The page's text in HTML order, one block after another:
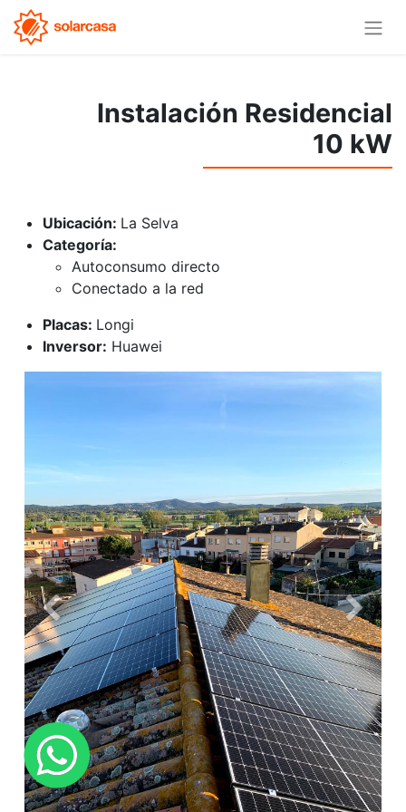
Instalación Residencial
10 kW
Ubicación: La Selva
Categoría:
Autoconsumo directo
Conectado a la red
Placas: Longi
Inversor: Huawei
Anterior